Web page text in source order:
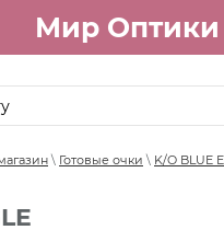
Мир Оптики
\ Готовые очки \ K/O BLUE